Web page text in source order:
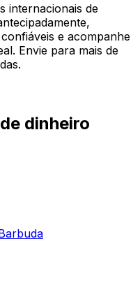
internacionais de
e acompanhe
Envie para mais de
dinheiro